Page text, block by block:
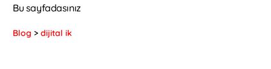
Bu sayfadasınız
Blog >dijital ik